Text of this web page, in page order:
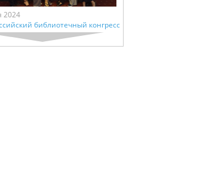
2024
библиотечный конгресс